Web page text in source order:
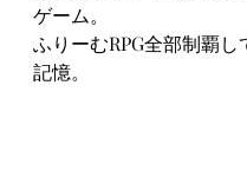
ゲーム。
ふりーむRPG全部制覇し
記憶。